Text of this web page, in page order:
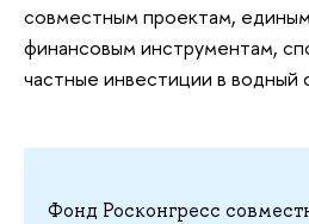
совместным проектам,
финансовым инструментам,
частные инвестиции в водный
Фонд Росконгресс